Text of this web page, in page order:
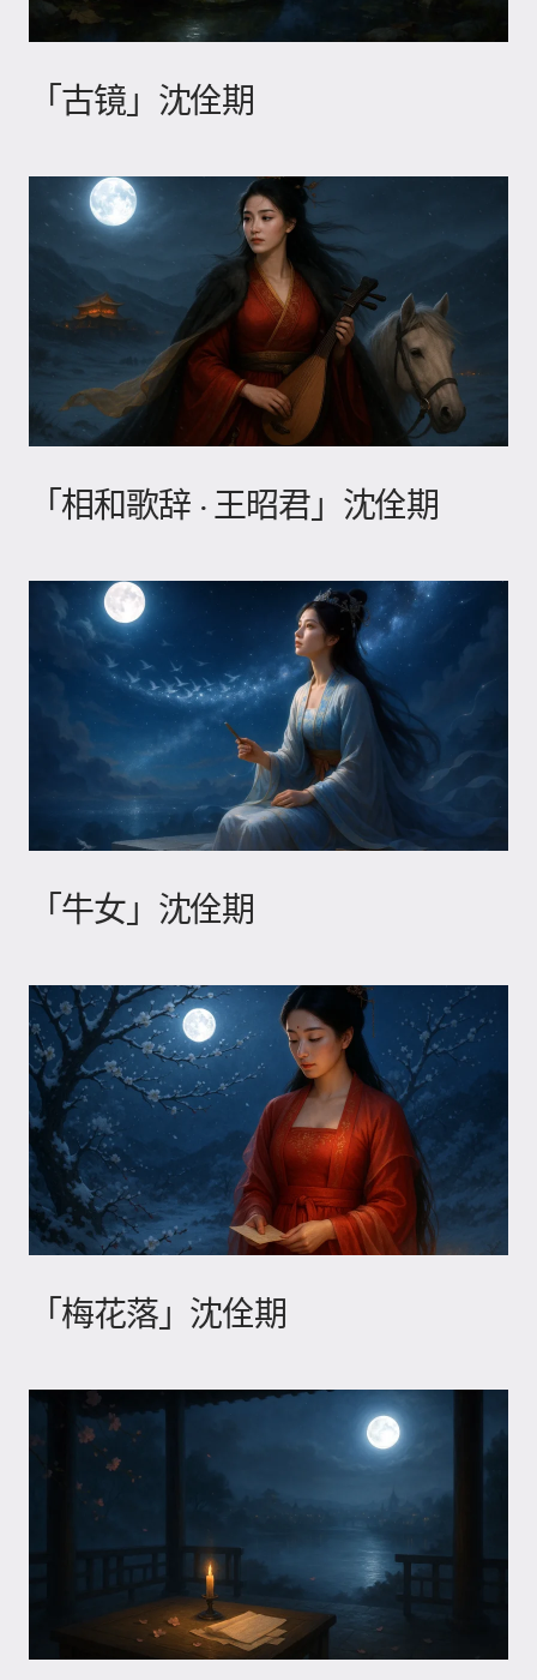
「古镜」沈佺期
「相和歌辞 · 王昭君」沈佺期
「牛女」沈佺期
「梅花落」沈佺期